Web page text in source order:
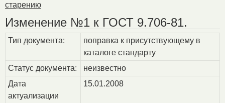
старению
Изменение №1 к ГОСТ 9.706-81.
Тип документа:
поправка к присутствующему в
каталоге стандарту
Статус документа:
неизвестно
Дата
актуализации
15.01.2008